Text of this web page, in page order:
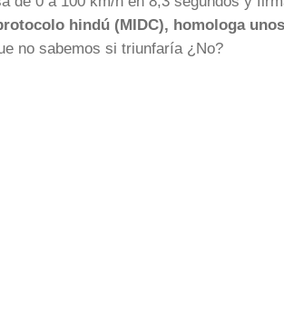
hindú (MIDC), homologa unos
no sabemos si triunfaría ¿No?